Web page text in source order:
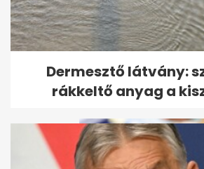
Endrei Judit
át a nehéz
Dermesztő látvány:
rákkeltő anyag a